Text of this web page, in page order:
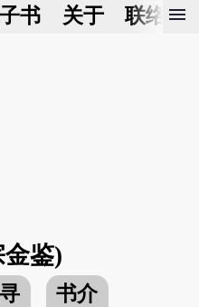
书 关于 联络我
menu
鉴)
书介